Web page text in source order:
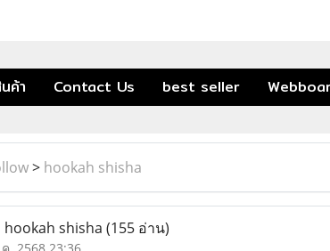
ค้า Contact Us best seller
> hookah shisha
hookah shisha (155 อ่าน)
. 2568 23:36